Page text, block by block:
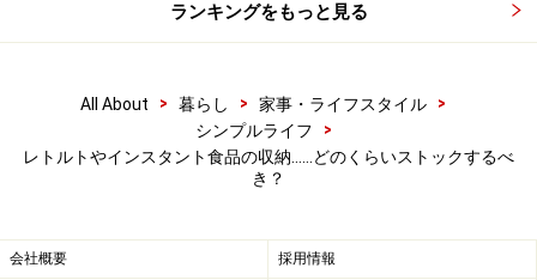
仕事や用事で、昼食時にお母さんが家にいない！という
こともあります。そんなときに、お父さんや子供がスム
てみませんか？
ランキングをもっと見る
All About > 暮らし > 家事・ライフスタイル
>
シンプルライフ
>
レトルトやインスタント食品の収納……どのくらいストックするべ
き？
会社概要 採用情報